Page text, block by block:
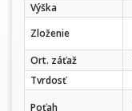
Výška
Zloženie
Ort. záťaž
Tvrdosť
Poťah